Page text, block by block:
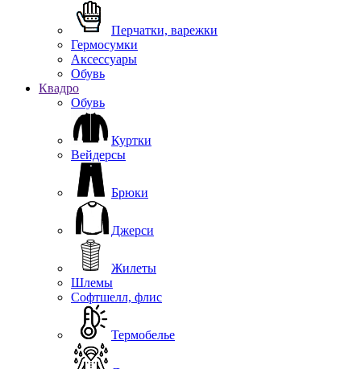
Перчатки, варежки
Гермосумки
Аксессуары
Обувь
Квадро
Обувь
Куртки
Вейдерсы
Брюки
Джерси
Жилеты
Шлемы
Софтшелл, флис
Термобелье